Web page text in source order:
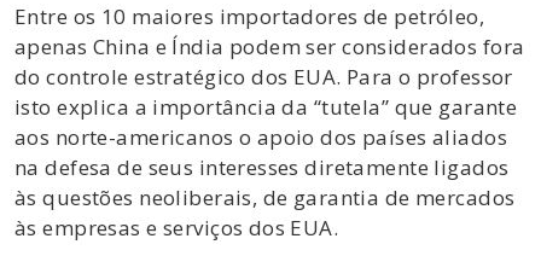
Entre os 10 maiores importadores de petróleo,
apenas China e Índia podem ser considerados fora
do controle estratégico dos EUA. Para o professor
isto explica a importância da “tutela” que garante
aos norte-americanos o apoio dos países aliados
na defesa de seus interesses diretamente ligados
às questões neoliberais, de garantia de mercados
às empresas e serviços dos EUA.